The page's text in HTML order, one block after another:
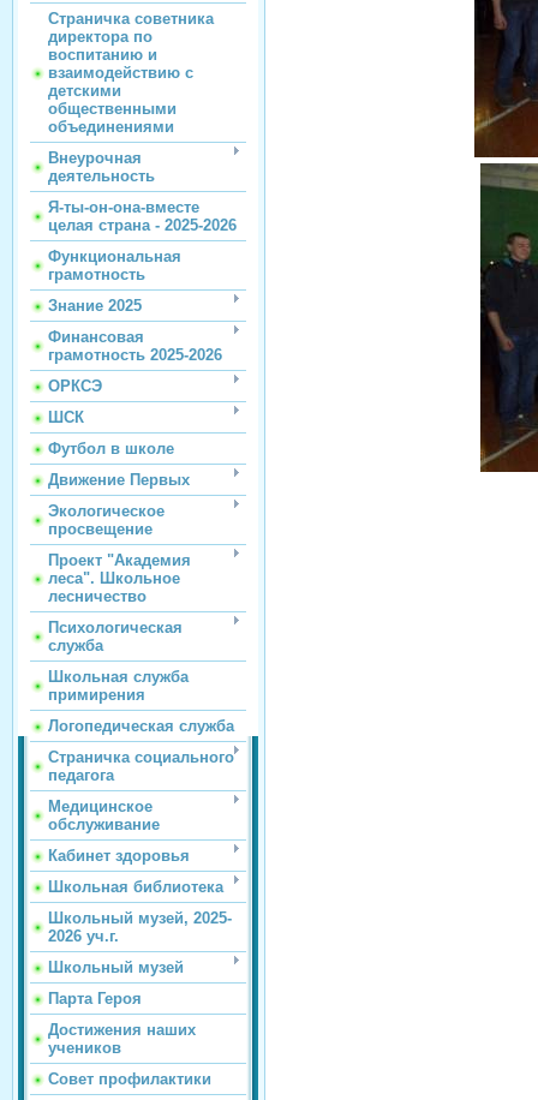
Страничка советника
директора по
воспитанию и
взаимодействию с
детскими
общественными
объединениями
Внеурочная
деятельность
Я-ты-он-она-вместе
целая страна - 2025-2026
Функциональная
грамотность
Знание 2025
Финансовая
грамотность 2025-2026
ОРКСЭ
ШСК
Футбол в школе
Движение Первых
Экологическое
просвещение
Проект "Академия
леса". Школьное
лесничество
Психологическая
служба
Школьная служба
примирения
Логопедическая служба
Страничка социального
педагога
Медицинское
обслуживание
Кабинет здоровья
Школьная библиотека
Школьный музей, 2025-
2026 уч.г.
Школьный музей
Парта Героя
Достижения наших
учеников
Совет профилактики